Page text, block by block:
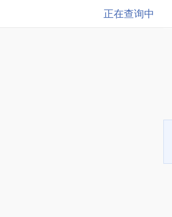
正在查询中